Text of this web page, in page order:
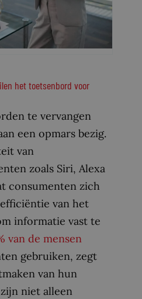
het toetsenbord voor
te vervangen
een opmars bezig.
van
zoals Siri, Alexa
consumenten zich
van het
informatie vast te
van de mensen
gebruiken, zegt
van hun
niet alleen